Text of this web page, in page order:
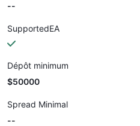
--
SupportedEA
Dépôt minimum
$50000
Spread Minimal
--